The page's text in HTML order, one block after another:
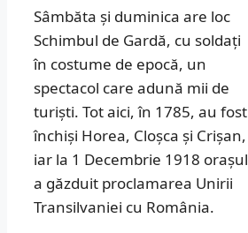
Sâmbăta și duminica are loc
Schimbul de Gardă, cu soldați
în costume de epocă, un
spectacol care adună mii de
turiști. Tot aici, în 1785, au fost
închiși Horea, Cloșca și Crișan,
iar la 1 Decembrie 1918 orașul
a găzduit proclamarea Unirii
Transilvaniei cu România.